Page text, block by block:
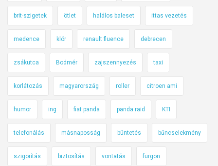
brit-szigetek ötlet halálos baleset ittas vezetés
medence klór renault fluence debrecen
zsákutca Bodmér zajszennyezés taxi
korlátozás magyarország roller citroen ami
humor ing fiat panda panda raid KTI
telefonálás másnaposság büntetés bűncselekmény
szigorítás biztosítás vontatás furgon